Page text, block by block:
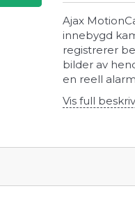
Ajax
innebygd
registrerer
bilder av
en reell
Vis full